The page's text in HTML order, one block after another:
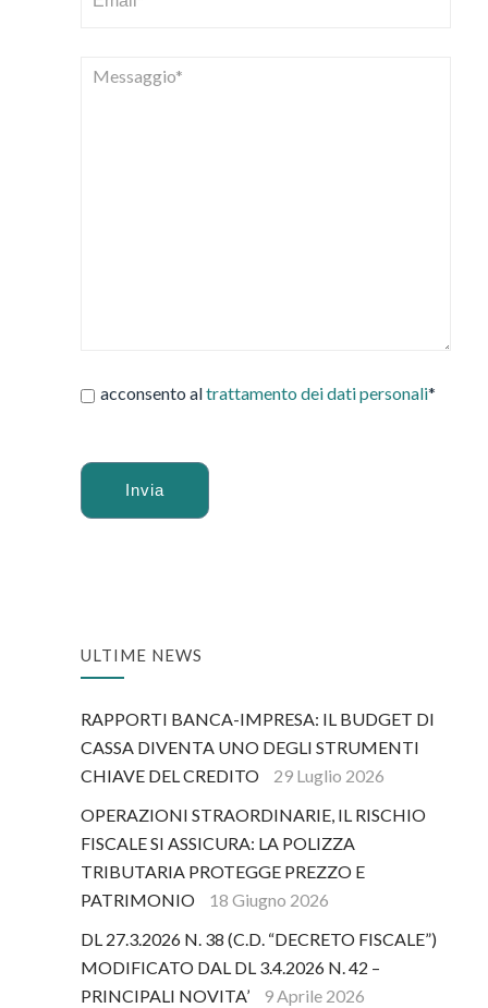
acconsento altrattamento dei dati personali*
ULTIME NEWS
RAPPORTI BANCA-IMPRESA: IL BUDGET DI
CASSA DIVENTA UNO DEGLI STRUMENTI
CHIAVE DEL CREDITO
29 Luglio 2026
OPERAZIONI STRAORDINARIE, IL RISCHIO
FISCALE SI ASSICURA: LA POLIZZA
TRIBUTARIA PROTEGGE PREZZO E
PATRIMONIO
18 Giugno 2026
DL 27.3.2026 N. 38 (C.D. “DECRETO FISCALE”)
MODIFICATO DAL DL 3.4.2026 N. 42 –
PRINCIPALI NOVITA’
9 Aprile 2026